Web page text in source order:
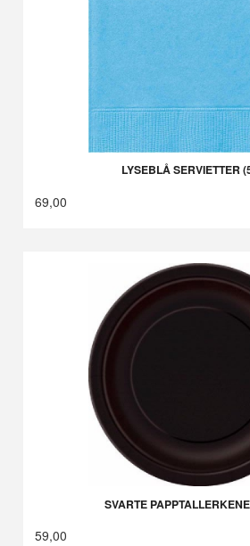
LYSEBLÅ SERVIETTER
69,00
SVARTE
59,00